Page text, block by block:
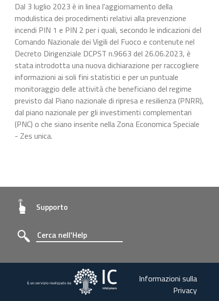
Dal 3 luglio 2023 è in linea l'aggiornamento della
modulistica dei procedimenti relativi alla prevenzione
incendi PIN 1 e PIN 2 per i quali, secondo le indicazioni del
Comando Nazionale dei Vigili del Fuoco e contenute nel
Decreto Dirigenziale DCPST n.9663 del 26.06.2023, è
stata introdotta una nuova dichiarazione per raccogliere
informazioni ai soli fini statistici e per un puntuale
monitoraggio delle attività che beneficiano del regime
previsto dal Piano nazionale di ripresa e resilienza (PNRR),
dal piano nazionale per gli investimenti complementari
(PNC) o che siano inserite nella Zona Economica Speciale
- Zes unica.
Supporto
Informazioni sulla
Privacy